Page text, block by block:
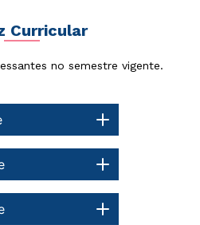
Curricular
no semestre vigente.